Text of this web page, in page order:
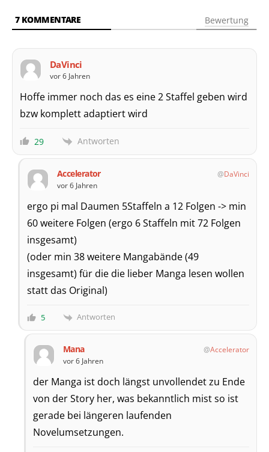
7KOMMENTARE Bewertung
DaVinci
vor 6 Jahren
Hoffe immer noch das es eine 2 Staffel geben wird
bzw komplett adaptiert wird
29 Antworten
Accelerator
DaVinci
vor 6 Jahren
ergo pi mal Daumen 5Staffeln a 12 Folgen -> min
60 weitere Folgen (ergo 6 Staffeln mit 72 Folgen
insgesamt)
(oder min 38 weitere Mangabände (49
insgesamt) für die die lieber Manga lesen wollen
statt das Original)
5 Antworten
Mana
Accelerator
vor 6 Jahren
der Manga ist doch längst unvollendet zu Ende
von der Story her, was bekanntlich mist so ist
gerade bei längeren laufenden
Novelumsetzungen.